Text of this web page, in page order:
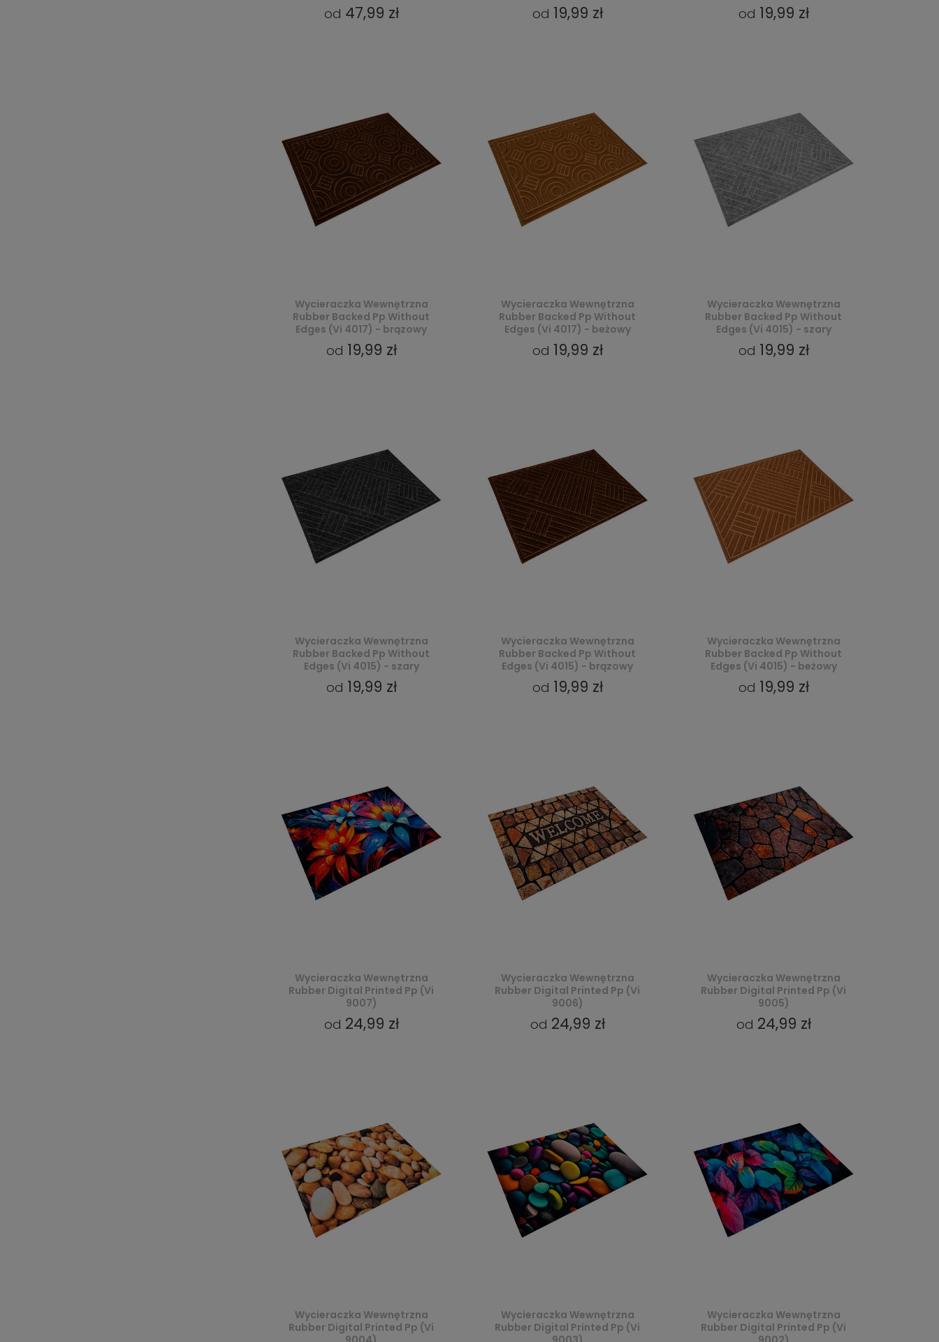
od 47,99 zł od 19,99 zł od 19,99 zł
Wycieraczka Wewnętrzna
Rubber Backed Pp Without
Edges (Vi 4017) - brązowy
od 19,99 zł
Wycieraczka Wewnętrzna
Rubber Backed Pp Without
Edges (Vi 4017) - beżowy
od 19,99 zł
Wycieraczka Wewnętrzna
Rubber Backed Pp Without
Edges (Vi 4015) - szary
od 19,99 zł
Wycieraczka Wewnętrzna
Rubber Backed Pp Without
Edges (Vi 4015) - szary
od 19,99 zł
Wycieraczka Wewnętrzna
Rubber Backed Pp Without
Edges (Vi 4015) - brązowy
od 19,99 zł
Wycieraczka Wewnętrzna
Rubber Backed Pp Without
Edges (Vi 4015) - beżowy
od 19,99 zł
Wycieraczka Wewnętrzna
Rubber Digital Printed Pp (Vi
9007)
od 24,99 zł
Wycieraczka Wewnętrzna
Rubber Digital Printed Pp (Vi
9006)
od 24,99 zł
Wycieraczka Wewnętrzna
Rubber Digital Printed Pp (Vi
9005)
od 24,99 zł
Wycieraczka Wewnętrzna
Rubber Digital Printed Pp (Vi
Wycieraczka Wewnętrzna
Rubber Digital Printed Pp (Vi
Wycieraczka Wewnętrzna
Rubber Digital Printed Pp (Vi